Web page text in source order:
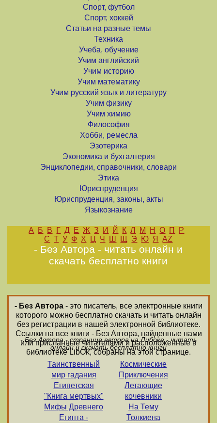
Спорт, футбол
Спорт, хоккей
Статьи на разные темы
Техника
Учеба, обучение
Учим английский
Учим историю
Учим математику
Учим русский язык и литературу
Учим физику
Учим химию
Философия
Хобби, ремесла
Эзотерика
Экономика и бухгалтерия
Энциклопедии, справочники, словари
Этика
Юриспруденция
Юриспруденция, законы, акты
Языкознание
А Б В Г Д Е Ж З И Й К Л М Н О П
Р
С Т У Ф Х Ц Ч Ш Щ Э Ю Я AZ
- Без Автора - читать онлайн и
скачать бесплатно книги
- Без Автора - это писатель, все электронные книги
которого можно бесплатно скачать и читать онлайн
без регистрации в нашей электронной библиотеке.
Ссылки на все книги - Без Автора, найденные нами
или присланные читателями и расположенные в
библиотеке LibOk, собраны на этой странице.
- Без Автора - страница автора на Либоке - читать
онлайн и скачать бесплатно книги
Таинственный
мир гадания
Египетская
"Книга мертвых"
Мифы Древнего
Египта -
Космические
Приключения
Летающие
кочевники
На Тему
Толкиена